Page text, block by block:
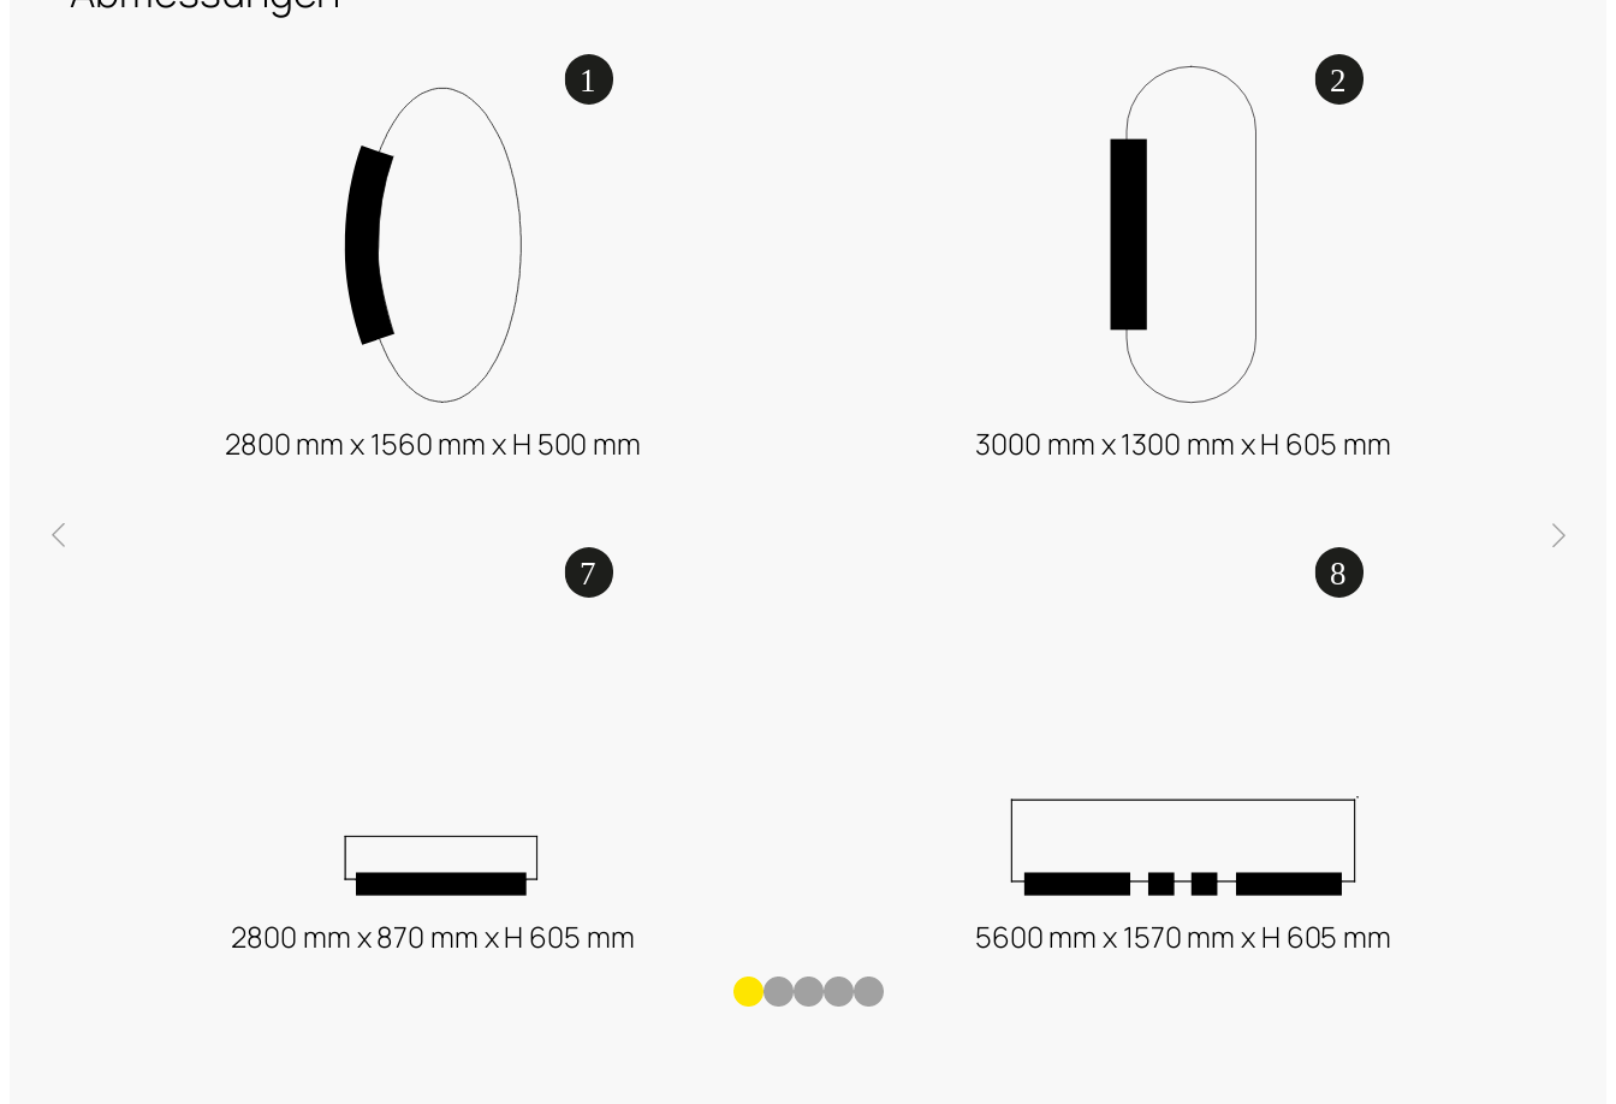
2800 mm x 1560 mm x H 500 mm 3000 mm x 1300 mm x H 605 mm
2800 mm x 870 mm x H 605 mm 5600 mm x 1570 mm x H 605 mm